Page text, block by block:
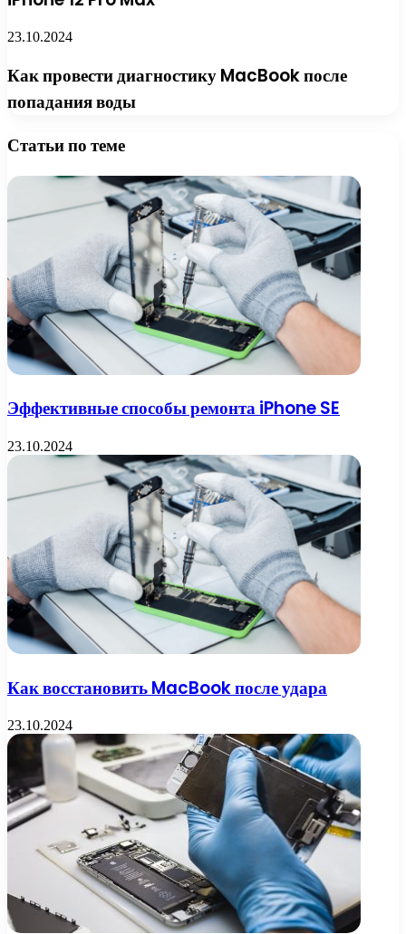
23.10.2024
Как провести диагностику MacBook после
попадания воды
Статьи по теме
Эффективные способы ремонта iPhone SE
23.10.2024
Как восстановить MacBook после удара
23.10.2024